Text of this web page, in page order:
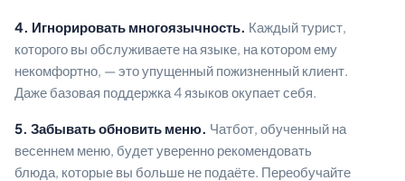
4. Игнорировать многоязычность. Каждый турист,
которого вы обслуживаете на языке, на котором ему
некомфортно, — это упущенный пожизненный клиент.
Даже базовая поддержка 4 языков окупает себя.
5. Забывать обновить меню. Чатбот, обученный на
весеннем меню, будет уверенно рекомендовать
блюда, которые вы больше не подаёте. Переобучайте